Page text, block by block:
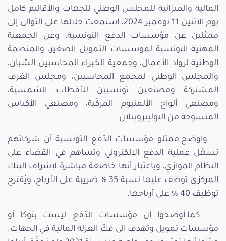
المالية والميزانية للمجلس الوطني للجهات والأقاليم كامل
يوم الاثنين 11 نوفمبر 2024، استمعت خلالها على التوالي إلى
ممثلين عن مؤسسات الدفع التونسية، وعن الجمعية
المهنية التونسية لمؤسسات التمويل الصغير، والمنظمة
الوطنية لرواد الأعمال، وجمعية الخبراء المحاسبين الشبان،
والمجلس الوطني لمجمع المحاسبين، ومجلس الغرف
المشتركة ومصنعين تونسيين للأقطاب الشمسية،
ومصنعي ألواح الألمنيوم المركّبة، ومصنعي الأكياس
المنسوجة من البوليبروبيلان.
واوضح ممثلو مؤسسات الدّفع التونسية أن شركاتهم
تسهّل عملية الدفع الالكتروني وتساهم في القضاء على
النظام الموازي، وباعتبار أنها خاضعة مباشرة لإشراف البنك
المركزي توظف عليها نسبة 35 % ضريبة على الأرباح، ويُقترح
توظيف 40 % على أرباحها.
كما أوضحوا أن مؤسسات الدّفع ليست بنوكا أو
مؤسسات تمويل وتهدف الى فكّ العزلة المالية في الجهات.